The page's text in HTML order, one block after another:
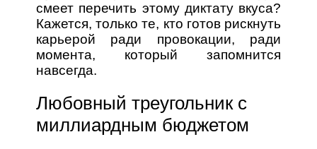
смеет перечить этому диктату вкуса?
Кажется, только те, кто готов рискнуть
карьерой ради провокации, ради
момента, который запомнится
навсегда.
Любовный треугольник с
миллиардным бюджетом